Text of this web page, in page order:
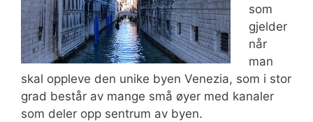
som
gjelder
når
man
skal oppleve den unike byen Venezia, som i stor
grad består av mange små øyer med kanaler
som deler opp sentrum av byen.